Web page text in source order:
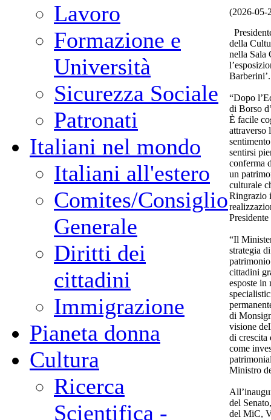
Lavoro
Formazione e
Università
Sicurezza Sociale
Patronati
Italiani nel mondo
Italiani all'estero
Comites/Consiglio
Generale
Diritti dei
cittadini
Immigrazione
Pianeta donna
Cultura
Ricerca
Scientifica -
(2026-05-
della
nella Sala
Barberini’.
“Dopo
di Borso
È facile
attraverso
sentirsi
conferma
un
culturale
Ringrazio
“Il
strategia
cittadini
esposte in
di
visione
di crescita
come
Ministro
del
del MiC,